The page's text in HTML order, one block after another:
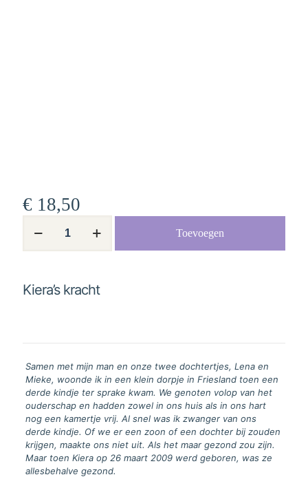
€ 18,50
kracht
Toevoegen
Kiera’s kracht
Samen met mijn man en onze twee dochtertjes, Lena en
Mieke, woonde ik in een klein dorpje in Friesland toen een
derde kindje ter sprake kwam. We genoten volop van het
ouderschap en hadden zowel in ons huis als in ons hart
nog een kamertje vrij. Al snel was ik zwanger van ons
derde kindje. Of we er een zoon of een dochter bij zouden
krijgen, maakte ons niet uit. Als het maar gezond zou zijn.
Maar toen Kiera op 26 maart 2009 werd geboren, was ze
allesbehalve gezond.